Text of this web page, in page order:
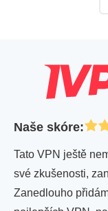
Naše skóre:
Tato VPN ještě
své zkušenosti,
Zanedlouho